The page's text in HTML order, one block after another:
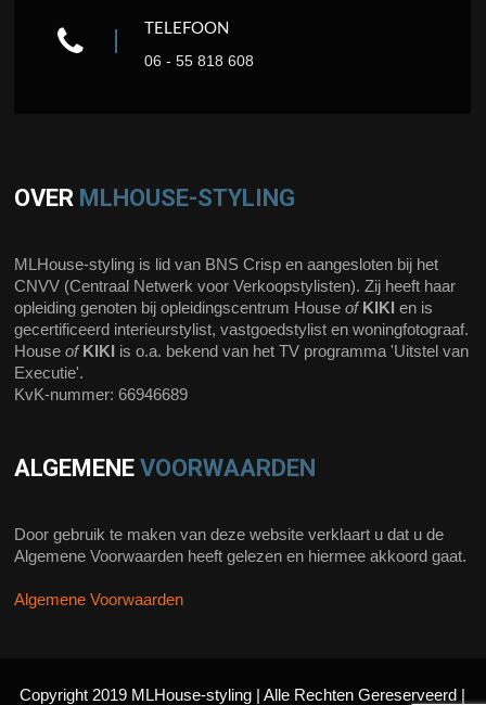
TELEFOON
06 - 55 818 608
OVER MLHOUSE-STYLING
MLHouse-styling is lid van BNS Crisp en aangesloten bij het
CNVV (Centraal Netwerk voor Verkoopstylisten). Zij heeft haar
opleiding genoten bij opleidingscentrum HouseofKIKI en is
gecertificeerd interieurstylist, vastgoedstylist en woningfotograaf.
Houseof KIKI is o.a. bekend van het TV programma 'Uitstel van
Executie'.
KvK-nummer: 66946689
ALGEMENEVOORWAARDEN
Door gebruik te maken van deze website verklaart u dat u de
Algemene Voorwaarden heeft gelezen en hiermee akkoord gaat.
Algemene Voorwaarden
Copyright 2019 MLHouse-styling | Alle Rechten Gereserveerd |